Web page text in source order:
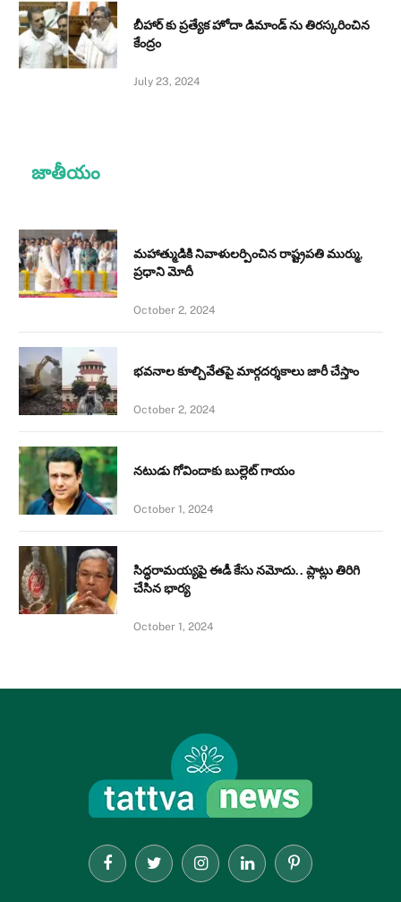
బీహార్ కు ప్రత్యేక హోదా డిమాండ్ ను తిరస్కరించిన
కేంద్రం
July 23, 2024
జాతీయం
మహాత్ముడికి నివాళులర్పించిన రాష్ట్రపతి ముర్ము,
ప్రధాని మోదీ
October 2, 2024
భవనాల కూల్చివేతపై మార్గదర్శకాలు జారీ చేస్తాం
October 2, 2024
నటుడు గోవిందాకు బుల్లెట్ గాయం
October 1, 2024
సిద్ధరామయ్యపై ఈడీ కేసు నమోదు.. ప్లాట్లు తిరిగి
చేసిన భార్య
October 1, 2024
FacebookTwitter InstagramLinkedInPinterest